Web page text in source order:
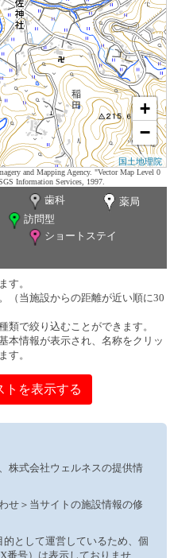
+
−
国土地理院
and Mapping Agency. "Vector Map Level 0
Information Services, 1997.
歯科
薬局
訪問型
ショートステイ
す。
（当施設からの距離が近い順に30
類で絞り込むことができます。
本情報が表示され、名称をクリッ
す。
トを表示する
株式会社ウェルネスの提供情
せ＞当サイトの施設情報の修
として運営しているため、個
番号）は表示しておりませ